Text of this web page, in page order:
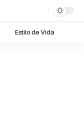
Estilo de Vida